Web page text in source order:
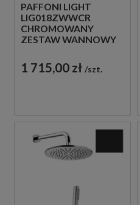
PAFFONI LIGHT
LIG018ZWWCR
CHROMOWANY
ZESTAW WANNOWY
SŁUCHAWKĄ
PRYSZNICOWĄ
1 715,00 zł szt.